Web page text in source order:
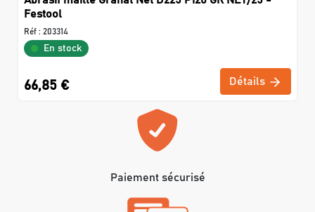
Festool
Réf : 203314
En stock
66,85 € Détails
Paiement sécurisé